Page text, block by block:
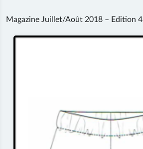
Magazine Juillet/Août 2018 – Edition 4